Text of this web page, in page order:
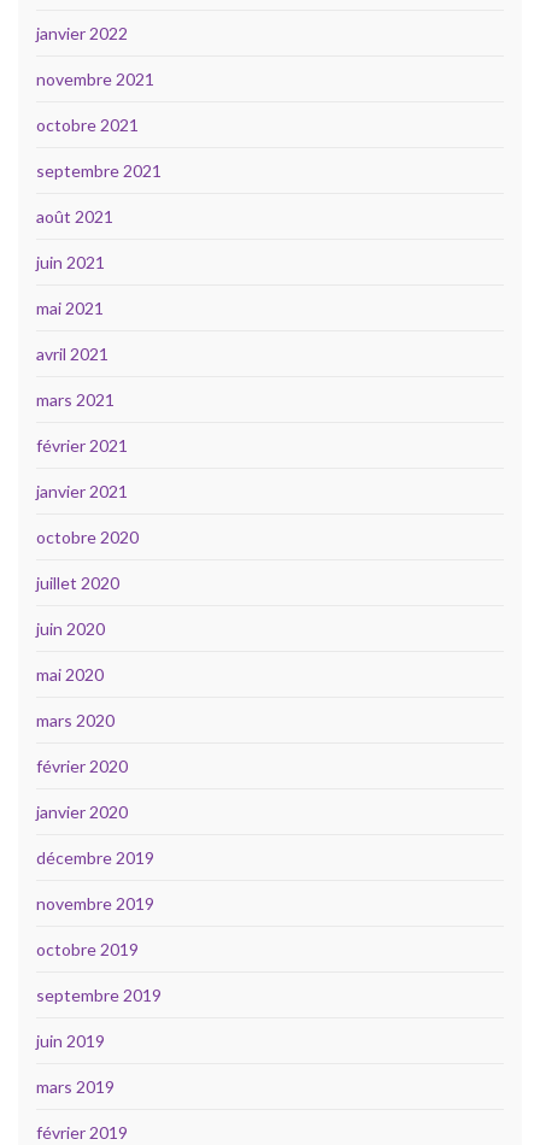
janvier 2022
novembre 2021
octobre 2021
septembre 2021
août 2021
juin 2021
mai 2021
avril 2021
mars 2021
février 2021
janvier 2021
octobre 2020
juillet 2020
juin 2020
mai 2020
mars 2020
février 2020
janvier 2020
décembre 2019
novembre 2019
octobre 2019
septembre 2019
juin 2019
mars 2019
février 2019